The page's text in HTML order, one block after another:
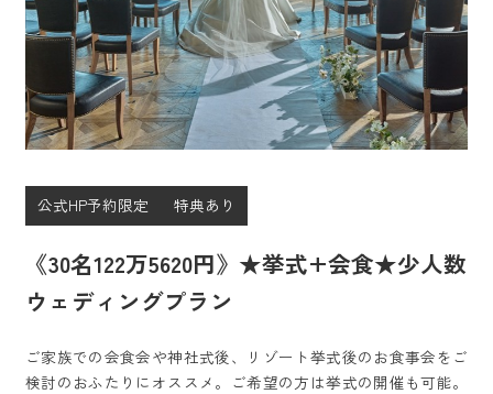
公式HP予約限定 特典あり
《30名122万5620円》★挙式+会食★少人数
ウェディングプラン
ご家族での会食会や神社式後、リゾート挙式後のお食事会をご
検討のおふたりにオススメ。ご希望の方は挙式の開催も可能。